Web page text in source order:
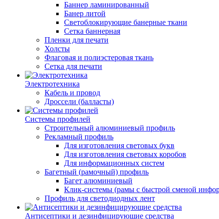
Баннер ламинированный
Банер литой
Светоблокирующие банерные ткани
Сетка баннерная
Пленки для печати
Холсты
Флаговая и полиэстеровая ткань
Сетка для печати
Электротехника
Кабель и провод
Дроссели (балласты)
Системы профилей
Строительный алюминиевый профиль
Рекламный профиль
Для изготовления световых букв
Для изготовления световых коробов
Для информационных систем
Багетный (рамочный) профиль
Багет алюминиевый
Клик-системы (рамы с быстрой сменой
Профиль для светодиодных лент
Антисептики и дезинфицирующие средства